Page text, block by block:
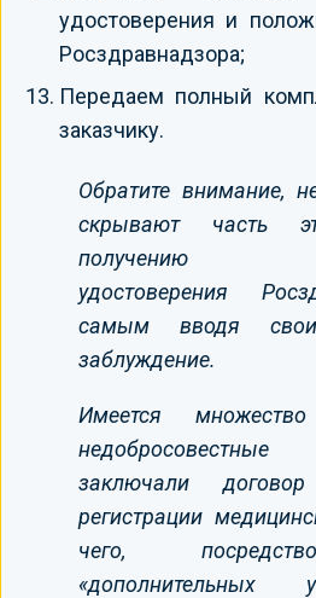
удостоверения и
Росздравнадзора;
Передаем полный
заказчику.
Обратите внимание,
скрывают часть
получению
удостоверения
самым вводя
заблуждение.
Имеется
заключали
регистрации
чего,
«дополнительных